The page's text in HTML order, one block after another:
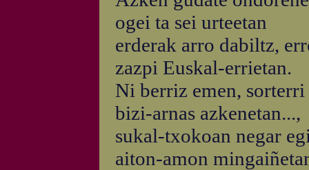
ogei ta sei urteetan
erderak arro dabiltz,
zazpi Euskal-errietan.
Ni berriz emen, sorterri
bizi-arnas azkenetan...,
sukal-txokoan negar
aiton-amon